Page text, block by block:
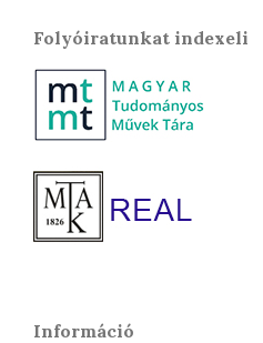
Folyóiratunkat indexeli
Információ